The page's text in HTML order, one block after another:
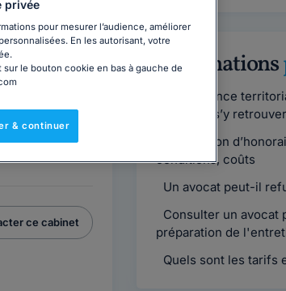
ce cabinet
Je suis ainsi
ce cabinet
Informations
Compétence
comment s’y
Convention
conditions, coûts
Un avocat peut-il
Consulter un avocat
préparation de
Quels sont les tarifs
privée
pour mesurer l’audience, améliorer
En les autorisant, votre
le bouton cookie en bas à gauche de
& continuer